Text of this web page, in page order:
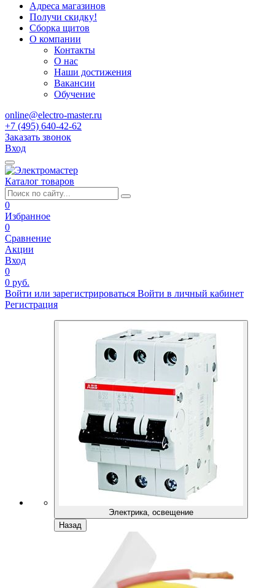
Адреса магазинов
Получи скидку!
Сборка щитов
О компании
Контакты
О нас
Наши достижения
Вакансии
Обучение
online@electro-master.ru
+7 (495) 640-42-62
Заказать звонок
Вход
Каталог товаров
0
Избранное
0
Сравнение
Акции
Вход
0
0 руб.
Войти или зарегистрироваться Войти в личный кабинет
Регистрация
Электрика, освещение
Назад